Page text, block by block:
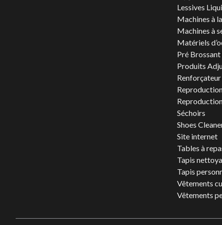
Lessives
Machines à
Machines à
Matériels
Pré Brossant
Produits
Séchoirs
Shoes
Site internet
Tables à
Tapis
Tapis
Vêtements
Vêtements